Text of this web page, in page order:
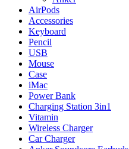
AirPods
Accessories
Keyboard
Pencil
USB
Mouse
Case
iMac
Power Bank
Charging Station 3in1
Vitamin
Wireless Charger
Car Charger